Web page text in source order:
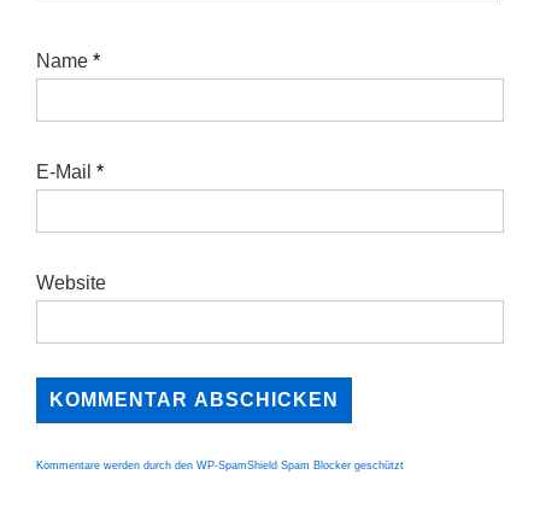
Name *
E-Mail *
Website
Kommentare werden durch den WP-SpamShield Spam Blocker geschützt